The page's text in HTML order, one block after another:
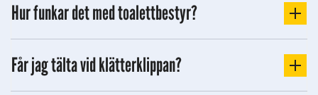
Hur funkar det med toalettbestyr?
Får jag tälta vid klätterklippan?